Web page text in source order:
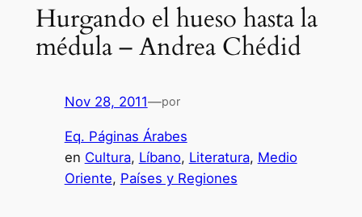
Hurgando el hueso hasta la
médula – Andrea Chédid
Nov 28, 2011—por
Eq. Páginas Árabes
en Cultura, Líbano, Literatura, Medio
Oriente, Países y Regiones